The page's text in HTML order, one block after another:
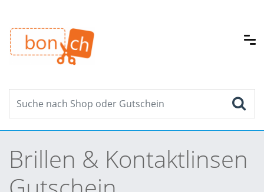
Brillen & Kontaktlinsen